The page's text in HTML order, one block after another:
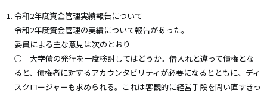
令和2年度資金管理実績報告について
令和2年度資金管理の実績について報告があった。
委員による主な意見は次のとおり
○ 大学債の発行を一度検討してはどうか。借入れと違って債権とな
ると、債権者に対するアカウンタビリティが必要になるとともに、ディ
スクロージャーも求められる。これは客観的に経営手段を問い直すきっ